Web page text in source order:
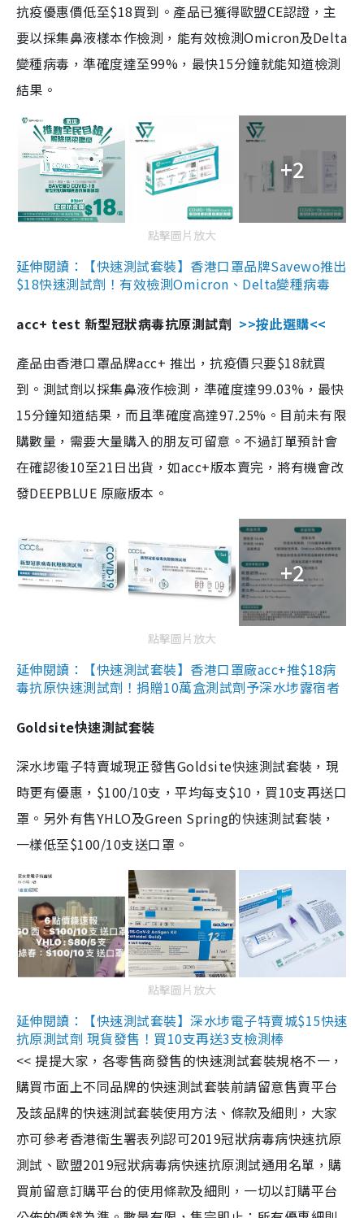
抗疫優惠價低至$18買到。產品已獲得歐盟CE認證，主
要以採集鼻液樣本作檢測，能有效檢測Omicron及Delta
變種病毒，準確度達至99%，最快15分鐘就能知道檢測
結果。
+2
點擊圖片放大
延伸閱讀：【快速測試套裝】香港口罩品牌Savewo推出
$18快速測試劑！有效檢測Omicron、Delta變種病毒
acc+ test 新型冠狀病毒抗原測試劑 >>按此選購<<
產品由香港口罩品牌acc+ 推出，抗疫價只要$18就買
到。測試劑以採集鼻液作檢測，準確度達99.03%，最快
15分鐘知道結果，而且準確度高達97.25%。目前未有限
購數量，需要大量購入的朋友可留意。不過訂單預計會
在確認後10至21日出貨，如acc+版本賣完，將有機會改
發DEEPBLUE 原廠版本。
+2
點擊圖片放大
延伸閱讀：【快速測試套裝】香港口罩廠acc+推$18病
毒抗原快速測試劑！捐贈10萬盒測試劑予深水埗露宿者
Goldsite快速測試套裝
深水埗電子特賣城現正發售Goldsite快速測試套裝，現
時更有優惠，$100/10支，平均每支$10，買10支再送口
罩。另外有售YHLO及Green Spring的快速測試套裝，
一樣低至$100/10支送口罩。
點擊圖片放大
延伸閱讀：【快速測試套裝】深水埗電子特賣城$15快速
抗原測試劑 現貨發售！買10支再送3支檢測棒
<< 提提大家，各零售商發售的快速測試套裝規格不一，
購買市面上不同品牌的快速測試套裝前請留意售賣平台
及該品牌的快速測試套裝使用方法、條款及細則，大家
亦可參考香港衞生署表列認可2019冠狀病毒病快速抗原
測試、歐盟2019冠狀病毒病快速抗原測試通用名單，購
買前留意訂購平台的使用條款及細則，一切以訂購平台